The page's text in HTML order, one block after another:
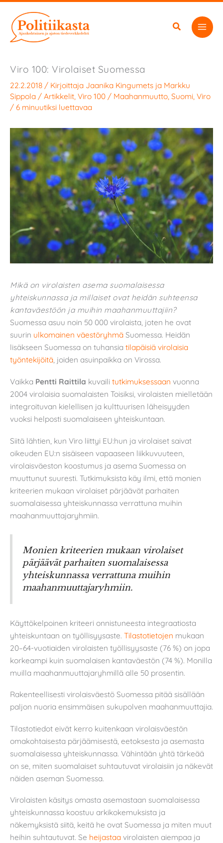
sisältöön
Viro 100: Virolaiset Suomessa
22.2.2018 / Kirjoittaja Jaanika Kingumets ja Markku
Sippola / Artikkelit Viro 100 / Maahanmuutto Suomi Viro
/ 6 minuutiksi luettavaa
Mikä on virolaisten asema suomalaisessa
yhteiskunnassa ja millaiset ovat heidän suhteensa
kantaväestöön ja muihin maahanmuuttajiin?
Suomessa asuu noin 50 000 virolaista, joten he ovat
suurin ulkomainen väestöryhmä Suomessa. Heidän
lisäkseen Suomessa on tuhansia tilapäisiä virolaisia
työntekijöitä, joiden asuinpaikka on Virossa.
Vaikka Pentti Raittila kuvaili tutkimuksessaan vuonna
2004 virolaisia suomalaisten Toisiksi, virolaisten mielletään
integroituvan kielellisen ja kulttuurisen läheisyyden
vuoksi helposti suomalaiseen yhteiskuntaan.
Siitä lähtien, kun Viro liittyi EU:hun ja virolaiset saivat
oikeuden EU:n sisäiseen vapaaseen liikkuvuuteen,
virolaisväeston koostumus ja asema Suomessa on
muuttunut suuresti. Tutkimuksista käy ilmi, että monien
kriteerien mukaan virolaiset pärjäävät parhaiten
suomalaisessa yhteiskunnassa verrattuna muihin
maahanmuuttajaryhmiin.
Monien kriteerien mukaan virolaiset
pärjäävät parhaiten suomalaisessa
yhteiskunnassa verrattuna muihin
maahanmuuttajaryhmiin.
Käyttökelpoinen kriteeri onnistuneesta integraatiosta
yhteiskuntaan on työllisyysaste. Tilastotietojen mukaan
20–64-vuotiaiden virolaisten työllisyysaste (76 %) on jopa
korkeampi kuin suomalaisen kantaväestön (74 %). Monilla
muilla maahanmuuttajaryhmillä alle 50 prosentin.
Rakenteellisesti virolaisväestö Suomessa pitää sisällään
paljon nuoria ensimmäisen sukupolven maahanmuuttajia.
Tilastotiedot eivät kerro kuitenkaan virolaisväestön
omakohtaisesta pärjäämisestä, eetoksesta ja asemasta
suomalaisessa yhteiskunnassa. Vähintään yhtä tärkeää
on se, miten suomalaiset suhtautuvat virolaisiin ja näkevät
näiden aseman Suomessa.
Virolaisten käsitys omasta asemastaan suomalaisessa
yhteiskunnassa koostuu arkikokemuksista ja
näkemyksistä siitä, keitä he ovat Suomessa ja miten muut
heihin suhtautuvat. Se heijastaa virolaisten aiempaa ja